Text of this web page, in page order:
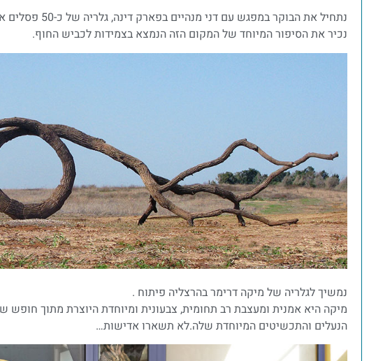
נתחיל את הבוקר במפגש עם דני מנהיים בפארק דינה, גלריה של כ-50 פסלים אקולוגים הפזורים במרחב הפתוח ליד ארסוף הישנה.
נכיר את הסיפור המיוחד של המקום הזה הנמצא בצמידות לכביש החוף.
נמשיך לגלריה של מיקה דרימר בהרצליה פיתוח .
מיקה היא אמנית ומעצבת רב תחומית, צבעונית ומיוחדת היוצרת מתוך חופש
הנעלים והתכשיטים המיוחדת שלה.לא תשארו אדישות…